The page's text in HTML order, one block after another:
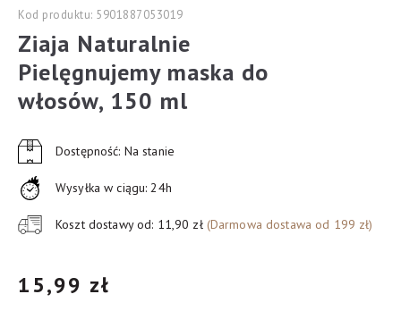
Kod produktu: 5901887053019
Ziaja Naturalnie
Pielęgnujemy maska do
włosów, 150 ml
Dostępność: Na stanie
Wysyłka w ciągu: 24h
Koszt dostawy od: 11,90 zł (Darmowa dostawa od 199 zł)
15,99 zł